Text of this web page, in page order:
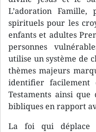
L’adoration
spirituels pour les
enfants et adultes
personnes
utilise un système de
thèmes majeurs
identifier facilement
Testaments ainsi
bibliques en rapport
La foi qui déplace